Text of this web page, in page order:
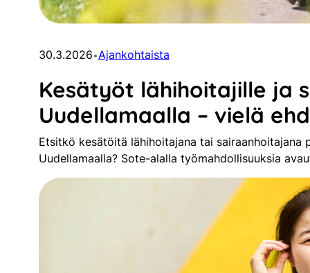
30.3.2026•Ajankohtaista
Kesätyöt lähihoitajille ja
Uudellamaalla – vielä
Etsitkö kesätöitä lähihoitajana tai sairaanhoitajana
Uudellamaalla? Sote-alalla työmahdollisuuksia